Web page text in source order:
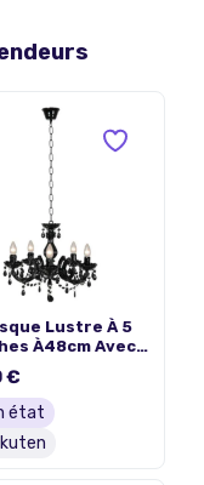
Lustre À 5
À48cm Avec
€
état